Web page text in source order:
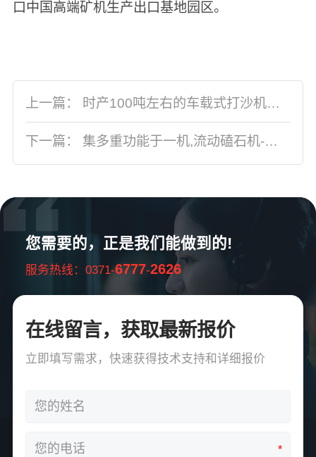
口中国高端矿机生产出口基地园区。
上一篇： 时产100吨左右的车载式打沙机出料粒度有几种？价格是多少
下一篇： 集多重功能于一机,流动磕石机-移动碎石机就是这么强大
您需要的，正是我们能做到的!
服务热线：0371-6777-2626
在线留言，获取最新报价
立即填写需求，快速获得技术支持和详细报价
*